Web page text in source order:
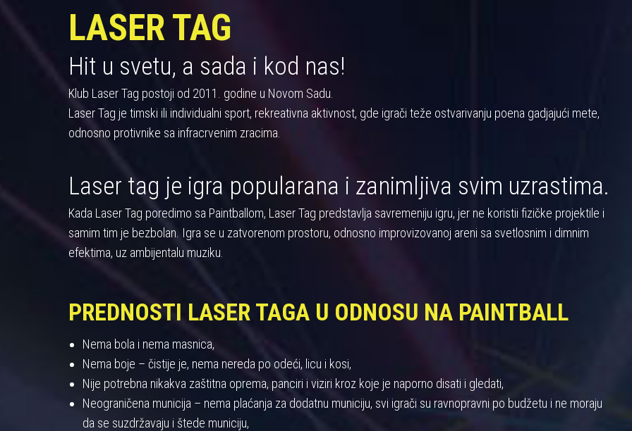
LASER TAG
Hit u svetu, a sada i kod nas!
Klub Laser Tag postoji od 2011. godine u Novom Sadu.
Laser Tag je timski ili individualni sport, rekreativna aktivnost, gde igrači teže ostvarivanju poena gadjajući mete,
odnosno protivnike sa infracrvenim zracima.
Laser tag je igra popularana i zanimljiva svim uzrastima.
Kada Laser Tag poredimo sa Paintballom, Laser Tag predstavlja savremeniju igru, jer ne koristii fizičke projektile i
samim tim je bezbolan. Igra se u zatvorenom prostoru, odnosno improvizovanoj areni sa svetlosnim i dimnim
efektima, uz ambijentalu muziku.
PREDNOSTI LASER TAGA U ODNOSU NA PAINTBALL
Nema bola i nema masnica,
Nema boje – čistije je, nema nereda po odeći, licu i kosi,
Nije potrebna nikakva zaštitna oprema, panciri i viziri kroz koje je naporno disati i gledati,
Neograničena municija – nema plaćanja za dodatnu municiju, svi igrači su ravnopravni po budžetu i ne moraju
da se suzdržavaju i štede municiju,